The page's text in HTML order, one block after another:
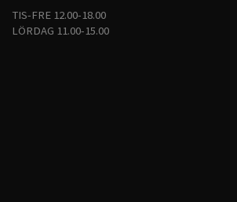
TIS-FRE 12.00-18.00
LÖRDAG 11.00-15.00